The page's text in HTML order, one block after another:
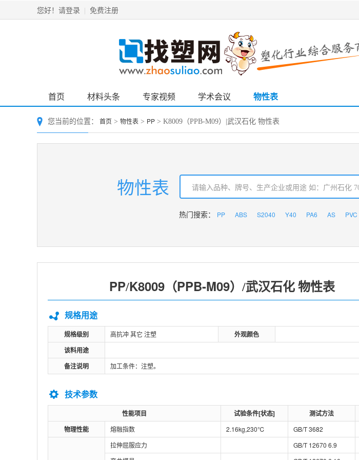
您好！ 请登录 免费注册
首页 材料头条 专家视频 学术会议 物性表
您当前的位置： 首页 > 物性表 > PP > K8009（PPB-M09）|武汉石化 物性表
物性表
热门搜索： PP ABS S2040 Y40 PA6 AS PVC
PP/K8009（PPB-M09） /武汉石化 物性表
规格用途
规格级别 高抗冲 其它 注塑
外观颜色
该料用途
备注说明
加工条件：注塑。
技术参数
性能项目 试验条件[状态] 测试方法
物理性能
熔融指数 2.16kg,230℃ GB/T 3682
拉伸屈服应力
GB/T 12670 6.9